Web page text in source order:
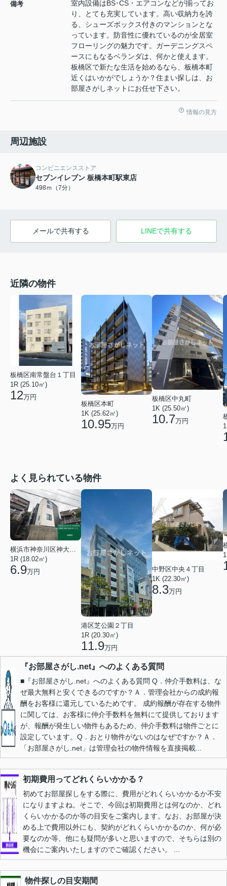
備考
室内設備はBS･CS・エアコンなどが揃ってお
り、とても充実しています。高い収納力を誇
る、シューズボックス付きのマンションとな
っています。防音性に優れているのが全居室
フローリングの魅力です。ガーデニングスペ
ースにもなるベランダは、何かと使えます。
板橋区で新たな生活を始めるなら、板橋本町
近くはいかがでしょうか？住まい探しは、お
部屋さがしネットにお任せ下さい。
情報の見方
周辺施設
コンビニエンスストア
セブンイレブン 板橋本町駅東店
498ｍ（7分）
メールで共有する LINEで共有する
近隣の物件
板橋区南常盤台１丁目
1R (25.10㎡)
12万円
板橋区本町
1K (25.62㎡)
10.95万円
板橋区中丸町
1K (25.50㎡)
10.7万円
よく見られている物件
横浜市神奈川区神大寺１丁目
1R (18.02㎡)
6.9万円
港区芝公園２丁目
1R (20.30㎡)
11.9万円
中野区中央４丁目
1K (22.30㎡)
8.3万円
『お部屋さがし.net』へのよくある質問
■『お部屋さがし.net』へのよくある質問 Q．仲介手数料は、な
ぜ最大無料と安くできるのですか？Ａ．管理会社からの成約報
酬をお客様に還元しているためです。 成約報酬が存在する物件
に関しては、お客様に仲介手数料を無料にて提供しております
が、報酬が発生しい物件もあるため、仲介手数料は物件ごとに
設定しています。Q．おとり物件がないのはなぜですか？Ａ．
「お部屋さがし.net」は管理会社の物件情報を直接掲載...
初期費用ってどれくらいかかる？
初めてお部屋探しをする際に、費用がどれくらいかかるか不安
になりますよね。そこで、今回は初期費用とは何なのか、どれ
くらいかかるのか等の目安をご案内します。なお、お部屋が決
める上で費用以外にも、契約がどれくらいかかるのか、何が必
要なのか等、他にも疑問が多いと思いますので、そちらは別の
機会にご案内いたしますのでご確認ください。 ...
物件探しの目安期間